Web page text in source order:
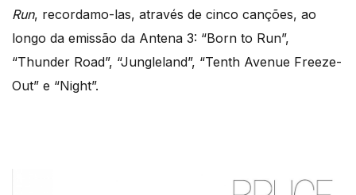
Run, recordamo-las, através de cinco canções, ao
longo da emissão da Antena 3: “Born to Run”,
“Thunder Road”, “Jungleland”, “Tenth Avenue Freeze-
Out” e “Night”.